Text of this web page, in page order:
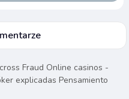
Fraud Online casinos -
explicadas Pensamiento